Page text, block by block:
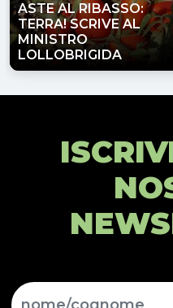
ASTE AL RIBASSO:
TERRA! SCRIVE AL
MINISTRO
LOLLOBRIGIDA